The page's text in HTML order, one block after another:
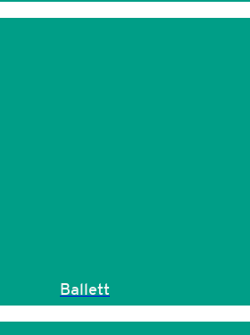
Ballett